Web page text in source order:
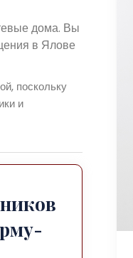
дома. Вы
в Ялове
поскольку
и